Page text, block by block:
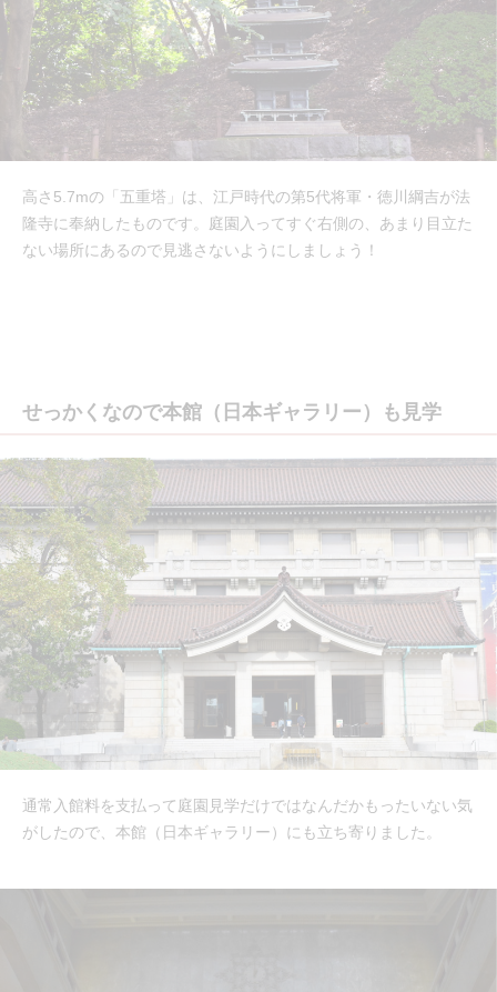
高さ5.7mの「五重塔」は、江戸時代の第5代将軍・徳川綱吉が法
隆寺に奉納したものです。庭園入ってすぐ右側の、あまり目立た
ない場所にあるので見逃さないようにしましょう！
せっかくなので本館（日本ギャラリー）も見学
通常入館料を支払って庭園見学だけではなんだかもったいない気
がしたので、本館（日本ギャラリー）にも立ち寄りました。